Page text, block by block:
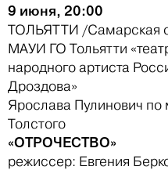
9 июня, 20:00
ТОЛЬЯТТИ /Самарская
МАУИ ГО Тольятти
народного артиста
Дроздова»
Ярослава Пулинович по
Толстого
«ОТРОЧЕСТВО»
режиссер: Евгения